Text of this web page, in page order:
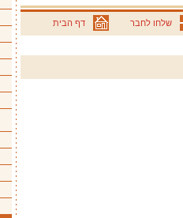
שלחו לחבר דף הבית